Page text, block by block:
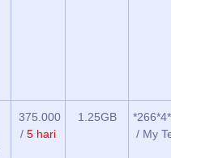
375.000
/ 5 hari
1.25GB
/ My